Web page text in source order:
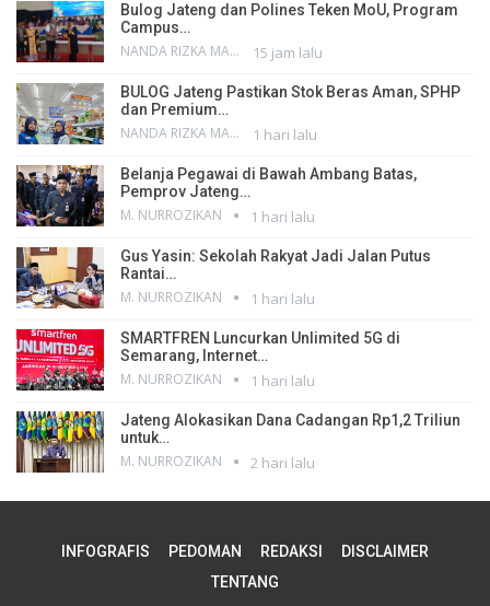
Bulog Jateng dan Polines Teken MoU, Program
Campus…
NANDA RIZKA MAHENDRA 15 jam lalu
BULOG Jateng Pastikan Stok Beras Aman, SPHP
dan Premium…
NANDA RIZKA MAHENDRA 1 hari lalu
Belanja Pegawai di Bawah Ambang Batas,
Pemprov Jateng…
M. NURROZIKAN 1 hari lalu
Gus Yasin: Sekolah Rakyat Jadi Jalan Putus
Rantai…
M. NURROZIKAN 1 hari lalu
SMARTFREN Luncurkan Unlimited 5G di
Semarang, Internet…
M. NURROZIKAN 1 hari lalu
Jateng Alokasikan Dana Cadangan Rp1,2 Triliun
untuk…
M. NURROZIKAN 2 hari lalu
INFOGRAFIS PEDOMAN REDAKSI
DISCLAIMER
TENTANG